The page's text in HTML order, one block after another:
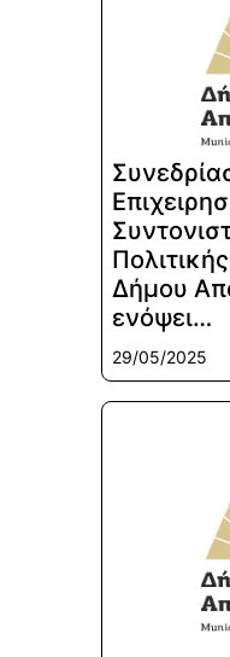
Δήμου
ενόψει…
29/05/2025